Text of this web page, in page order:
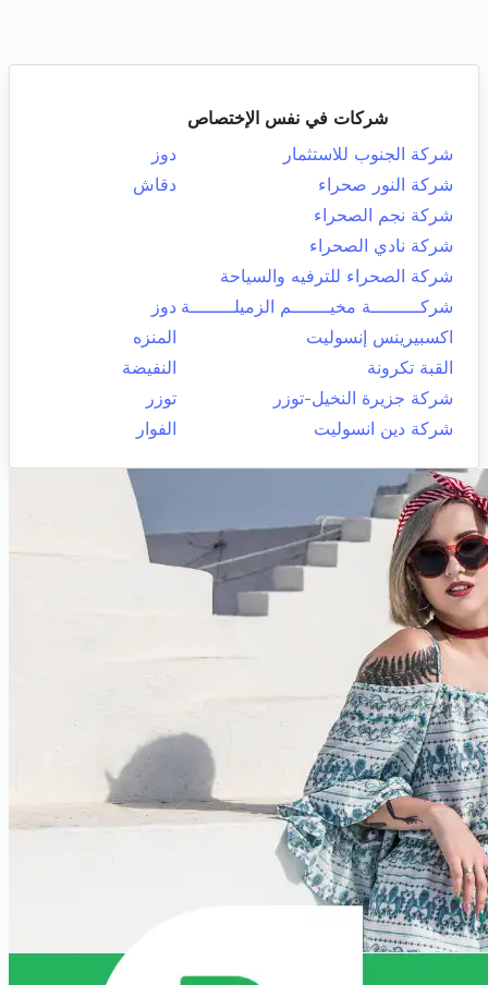
شركات في نفس الإختصاص
شركة الجنوب للاستثمار
دوز
شركة النور صحراء
دقاش
شركة نجم الصحراء
شركة نادي الصحراء
شركة الصحراء للترفيه والسياحة
شركـــــــــة مخيـــــــم الزميلــــــــة دوز
اكسبيرينس إنسوليت
المنزه
القبة تكرونة
النفيضة
شركة جزيرة النخيل-توزر
توزر
شركة دين انسوليت
الفوار